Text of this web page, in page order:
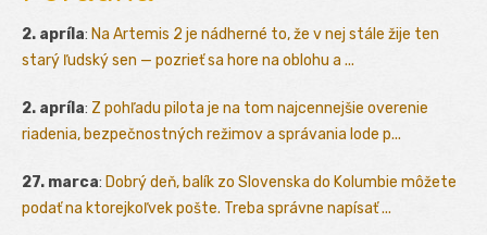
2. apríla: Na Artemis 2 je nádherné to, že v nej stále žije ten
starý ľudský sen — pozrieť sa hore na oblohu a ...
2. apríla: Z pohľadu pilota je na tom najcennejšie overenie
riadenia, bezpečnostných režimov a správania lode p...
27. marca: Dobrý deň, balík zo Slovenska do Kolumbie môžete
podať na ktorejkoľvek pošte. Treba správne napísať ...